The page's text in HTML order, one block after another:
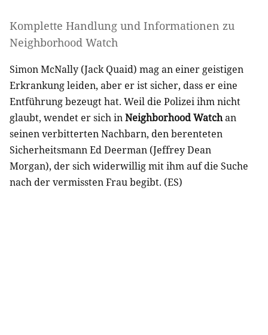
Komplette Handlung und Informationen zu
Neighborhood Watch
Simon McNally (Jack Quaid) mag an einer geistigen
Erkrankung leiden, aber er ist sicher, dass er eine
Entführung bezeugt hat. Weil die Polizei ihm nicht
glaubt, wendet er sich inNeighborhood Watchan
seinen verbitterten Nachbarn, den berenteten
Sicherheitsmann Ed Deerman (Jeffrey Dean
Morgan), der sich widerwillig mit ihm auf die Suche
nach der vermissten Frau begibt. (ES)